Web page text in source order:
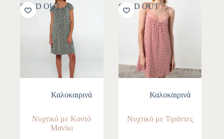
SOLD OUT
Καλοκαιρινά
Νυχτικό με Κοντό
Μανίκι
SOLD OUT
Καλοκαιρινά
Νυχτικό με Τιράντες